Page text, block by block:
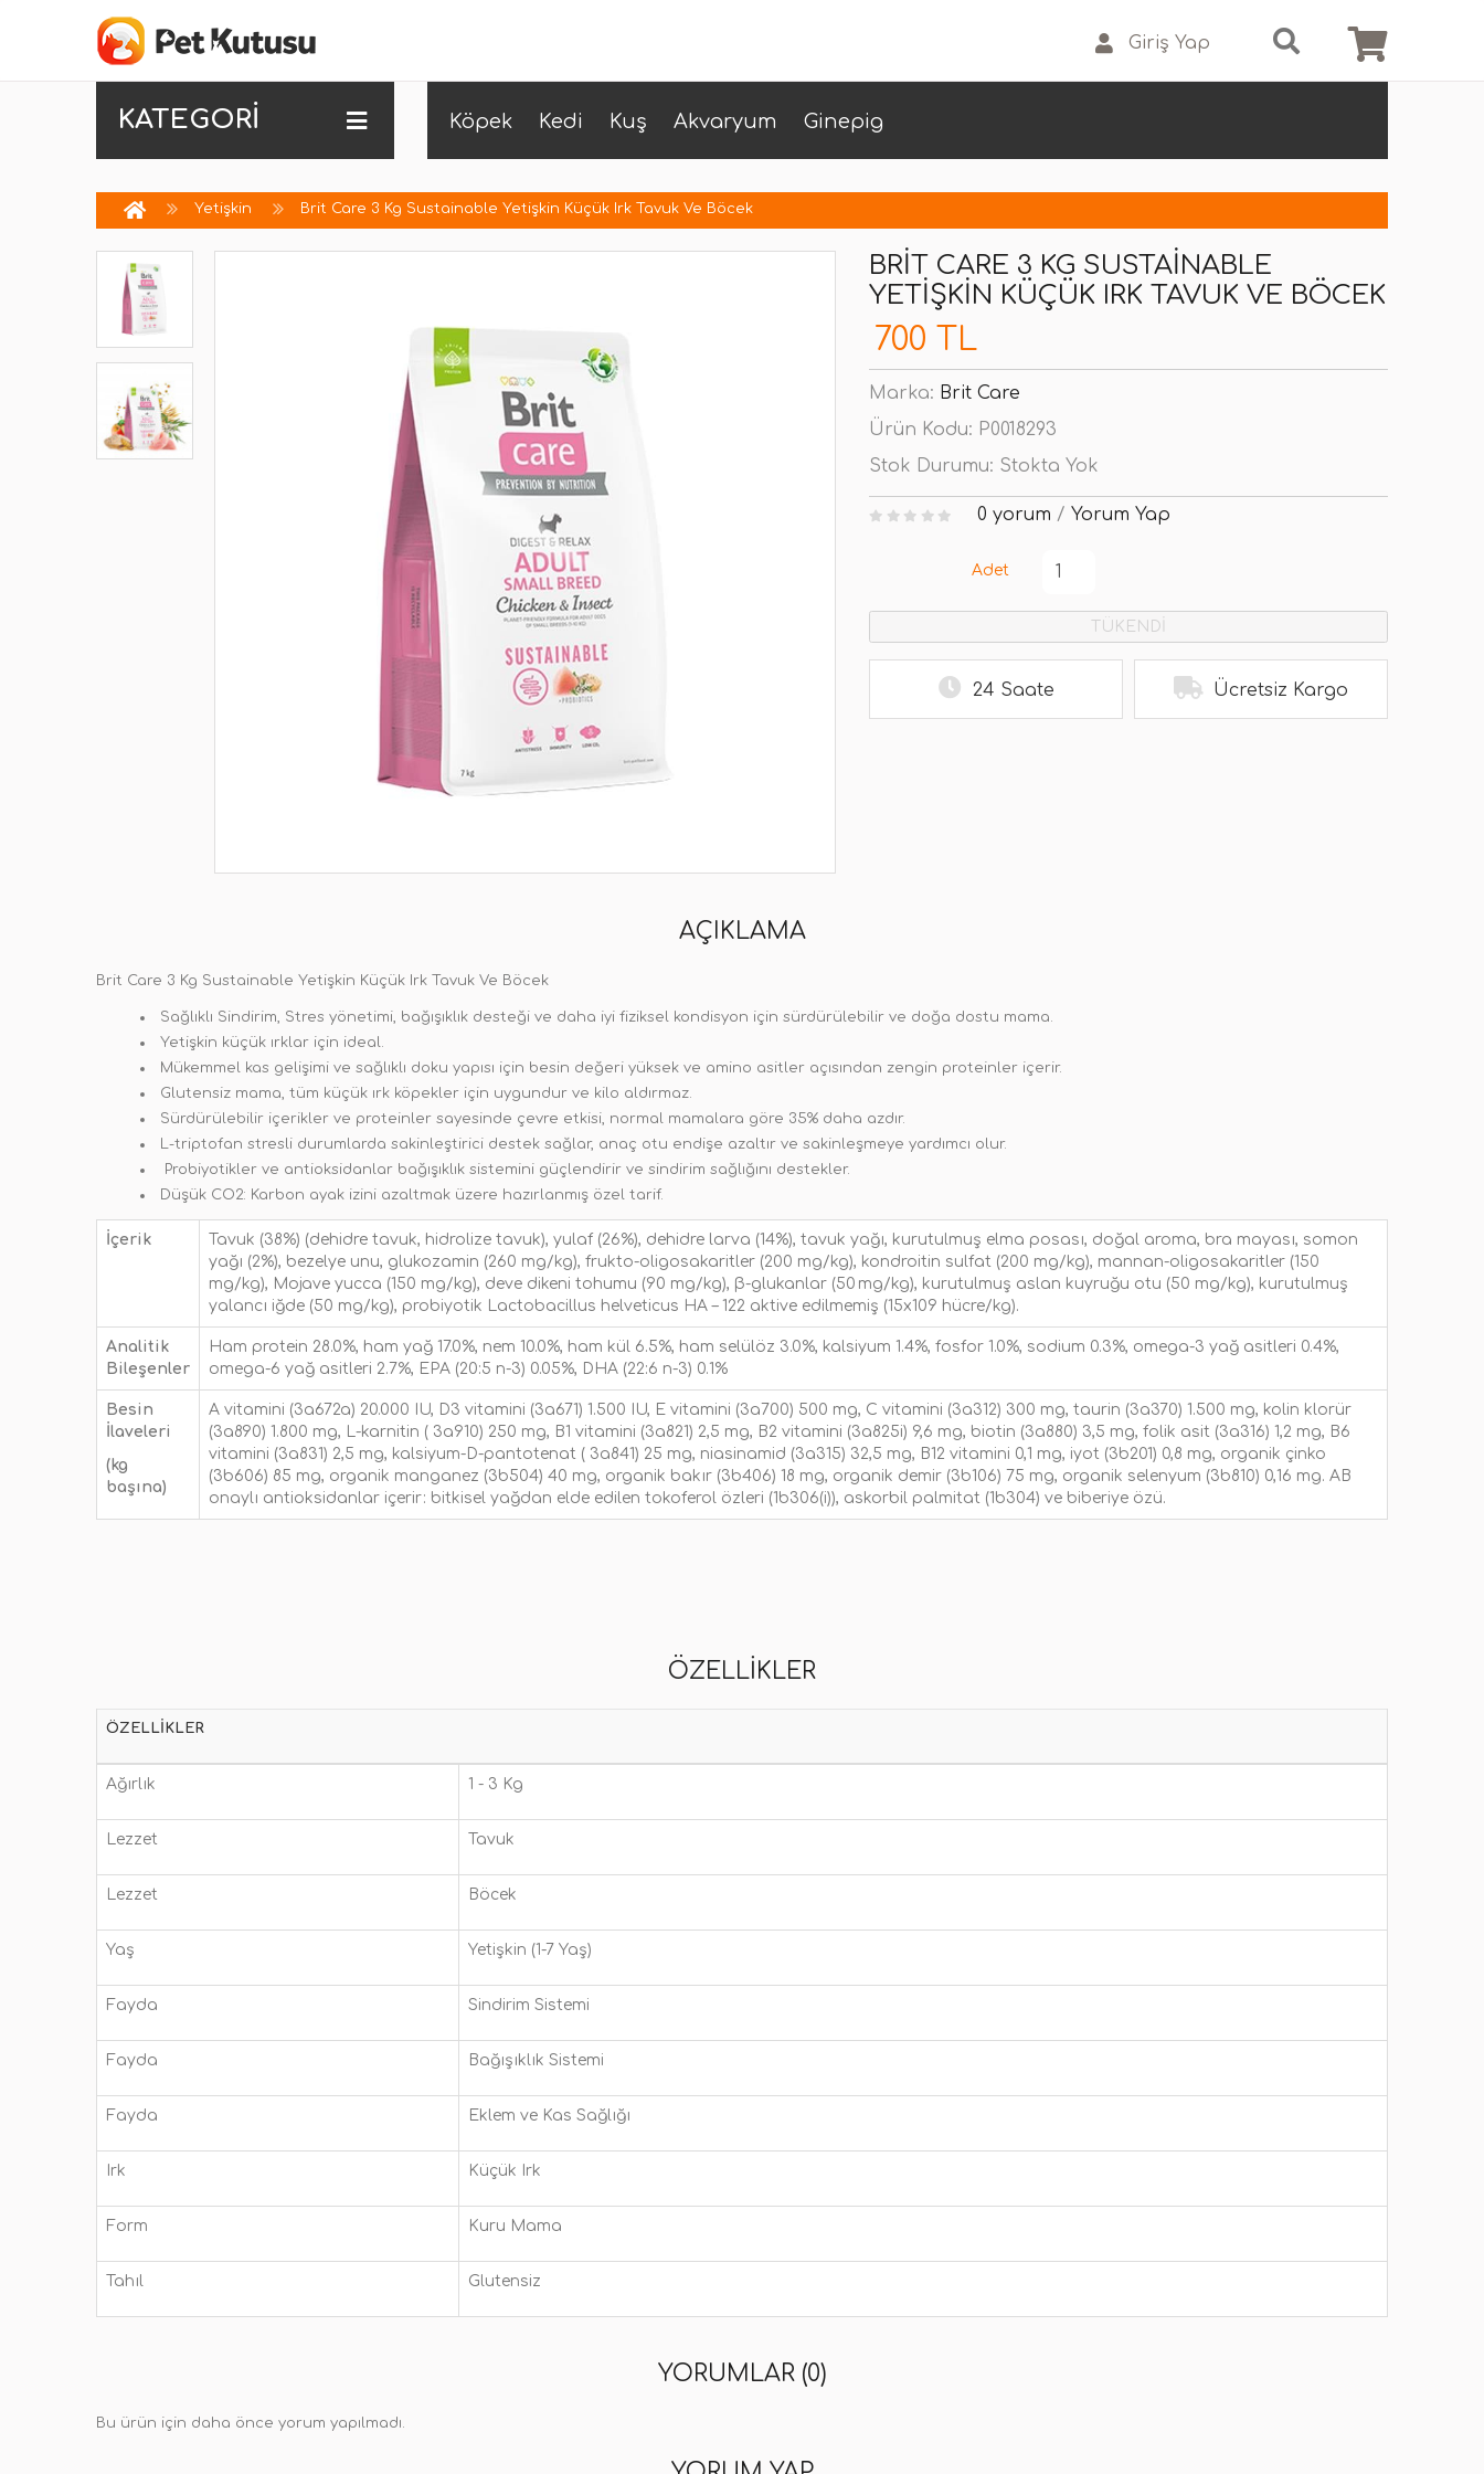
Giriş Yap
KATEGORİ Köpek Kedi Kuş Akvaryum Ginepig
Yetişkin Brit Care 3 Kg Sustainable Yetişkin Küçük Irk Tavuk Ve Böcek
BRIT CARE 3 KG SUSTAINABLE
YETIŞKIN KÜÇÜK IRK TAVUK VE BÖCEK
700 TL
Marka: Brit Care
Ürün Kodu: P0018293
Stok Durumu: Stokta Yok
0 yorum / Yorum Yap
Adet
TÜKENDİ
24 Saate Ücretsiz Kargo
AÇIKLAMA
Brit Care 3 Kg Sustainable Yetişkin Küçük Irk Tavuk Ve Böcek
Sağlıklı Sindirim, Stres yönetimi, bağışıklık desteği ve daha iyi fiziksel kondisyon için sürdürülebilir ve doğa dostu mama.
Yetişkin küçük ırklar için ideal.
Mükemmel kas gelişimi ve sağlıklı doku yapısı için besin değeri yüksek ve amino asitler açısından zengin proteinler içerir.
Glutensiz mama, tüm küçük ırk köpekler için uygundur ve kilo aldırmaz.
Sürdürülebilir içerikler ve proteinler sayesinde çevre etkisi, normal mamalara göre 35% daha azdır.
L-triptofan stresli durumlarda sakinleştirici destek sağlar, anaç otu endişe azaltır ve sakinleşmeye yardımcı olur.
Probiyotikler ve antioksidanlar bağışıklık sistemini güçlendirir ve sindirim sağlığını destekler.
Düşük CO2: Karbon ayak izini azaltmak üzere hazırlanmış özel tarif.
İçerik
Tavuk (38%) (dehidre tavuk, hidrolize tavuk), yulaf (26%), dehidre larva (14%), tavuk yağı, kurutulmuş elma posası, doğal aroma, bra mayası, somon
yağı (2%), bezelye unu, glukozamin (260 mg/kg), frukto-oligosakaritler (200 mg/kg), kondroitin sulfat (200 mg/kg), mannan-oligosakaritler (150
mg/kg), Mojave yucca (150 mg/kg), deve dikeni tohumu (90 mg/kg), β-glukanlar (50 mg/kg), kurutulmuş aslan kuyruğu otu (50 mg/kg), kurutulmuş
yalancı iğde (50 mg/kg), probiyotik Lactobacillus helveticus HA – 122 aktive edilmemiş (15x109 hücre/kg).
Analitik
Bileşenler
Ham protein 28.0%, ham yağ 17.0%, nem 10.0%, ham kül 6.5%, ham selülöz 3.0%, kalsiyum 1.4%, fosfor 1.0%, sodium 0.3%, omega-3 yağ asitleri 0.4%,
omega-6 yağ asitleri 2.7%, EPA (20:5 n-3) 0.05%, DHA (22:6 n-3) 0.1%
Besin
İlaveleri
(kg
başına)
A vitamini (3a672a) 20.000 IU, D3 vitamini (3a671) 1.500 IU, E vitamini (3a700) 500 mg, C vitamini (3a312) 300 mg, taurin (3a370) 1.500 mg, kolin klorür
(3a890) 1.800 mg, L-karnitin ( 3a910) 250 mg, B1 vitamini (3a821) 2,5 mg, B2 vitamini (3a825i) 9,6 mg, biotin (3a880) 3,5 mg, folik asit (3a316) 1,2 mg, B6
vitamini (3a831) 2,5 mg, kalsiyum-D-pantotenat ( 3a841) 25 mg, niasinamid (3a315) 32,5 mg, B12 vitamini 0,1 mg, iyot (3b201) 0,8 mg, organik çinko
(3b606) 85 mg, organik manganez (3b504) 40 mg, organik bakır (3b406) 18 mg, organik demir (3b106) 75 mg, organik selenyum (3b810) 0,16 mg. AB
onaylı antioksidanlar içerir: bitkisel yağdan elde edilen tokoferol özleri (1b306(i)), askorbil palmitat (1b304) ve biberiye özü.
ÖZELLIKLER
ÖZELLIKLER
Ağırlık 1 - 3 Kg
Lezzet Tavuk
Lezzet Böcek
Yaş Yetişkin (1-7 Yaş)
Fayda Sindirim Sistemi
Fayda Bağışıklık Sistemi
Fayda Eklem ve Kas Sağlığı
Irk Küçük Irk
Form Kuru Mama
Tahıl Glutensiz
YORUMLAR (0)
Bu ürün için daha önce yorum yapılmadı.